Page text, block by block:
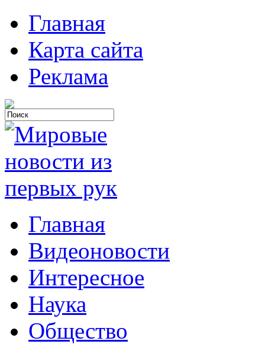
Главная
Карта сайта
Реклама
Главная
Видеоновости
Интересное
Наука
Общество